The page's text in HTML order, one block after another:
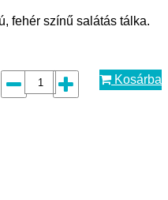
fehér színű salátás tálka.
Kosárba